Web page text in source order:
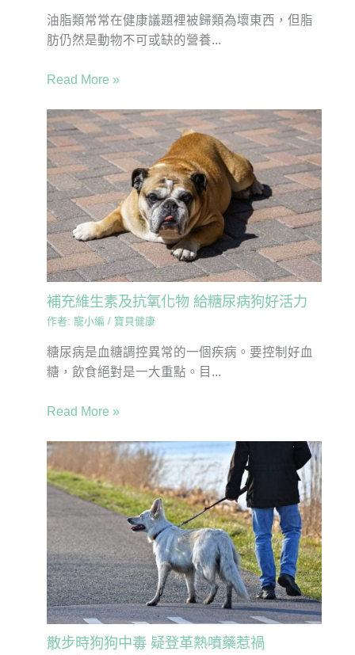
油脂類常常在健康議題裡被歸類為壞東西，但脂
肪仍然是動物不可或缺的營養...
Read More »
補充維生素及抗氧化物 給糖尿病狗好活力
作者: 寵小編 / 寶貝健康
糖尿病是血糖調控異常的一個疾病。要控制好血
糖，飲食絕對是一大重點。目...
Read More »
散步時狗狗中毒 疑登革熱噴藥惹禍